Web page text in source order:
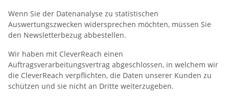
Wenn Sie der Datenanalyse zu statistischen
Auswertungszwecken widersprechen möchten, müssen Sie
den Newsletterbezug abbestellen.
Wir haben mit CleverReach einen
Auftragsverarbeitungsvertrag abgeschlossen, in welchem wir
die CleverReach verpflichten, die Daten unserer Kunden zu
schützen und sie nicht an Dritte weiterzugeben.